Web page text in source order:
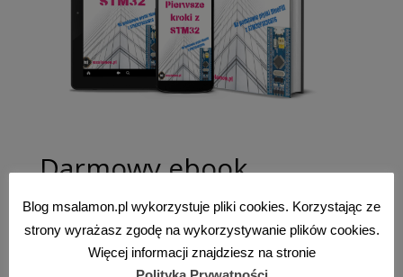
Darmowy ebook
Dołącz do mojej listy mailowej aby otrzymać
darmowy ebook "Pierwsze kroki z STM32".
Blog msalamon.pl wykorzystuje pliki cookies. Korzystając ze
strony wyrażasz zgodę na wykorzystywanie plików cookies.
Więcej informacji znajdziesz na stronie